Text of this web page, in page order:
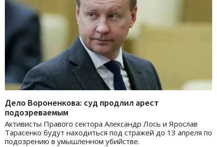
Дело Вороненкова: суд продлил арест
подозреваемым
Активисты Правого сектора Александр Лось и Ярослав
Тарасенко будут находиться под стражей до 13 апреля по
подозрению в умышленном убийстве.